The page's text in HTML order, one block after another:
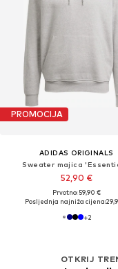
PROMOCIJA
ADIDAS ORIGINALS
Sweater majica
52,90 €
Prvotno: 59,90 €
Posljednja najniža cijena:
+2
OTKRIJ